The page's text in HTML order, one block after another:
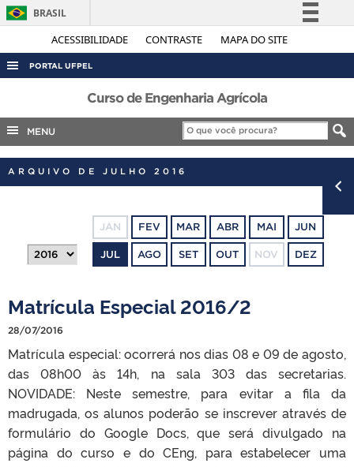
ACESSIBILIDADE CONTRASTE MAPA DO SITE
BRASIL
Simplifique!
Acesso à informação
Legislação
Canais
PORTAL UFPEL
ACESSO À INFORMAÇÃO
AUDITORIA
COBALTO
CONCURSOS
OUVIDORIA
TELEFONES
Curso de Engenharia Agrícola
MENU
ARQUIVO DE JULHO 2016
JAN FEV MAR ABR MAI JUN
JUL AGO SET OUT NOV DEZ
Matrícula Especial 2016/2
28/07/2016
Matrícula especial: ocorrerá nos dias 08 e 09 de agosto,
das 08h00 às 14h, na sala 303 das secretarias.
NOVIDADE: Neste semestre, para evitar a fila da
madrugada, os alunos poderão se inscrever através de
formulário do Google Docs, que será divulgado na
página do curso e do CEng, para estabelecer uma